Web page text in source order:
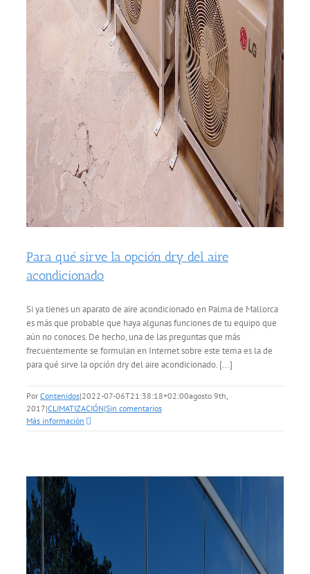
Para qué sirve la opción dry del aire
acondicionado
Si ya tienes un aparato de aire acondicionado en Palma de Mallorca
es más que probable que haya algunas funciones de tu equipo que
aún no conoces. De hecho, una de las preguntas que más
frecuentemente se formulan en Internet sobre este tema es la de
para qué sirve la opción dry del aire acondicionado. [...]
Por Contenidos|2022-07-06T21:38:18+02:00agosto 9th,
2017|CLIMATIZACIÓN|Sin comentarios
Más información